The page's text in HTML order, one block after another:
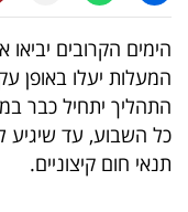
טלוויזיה
עסקי
ספורט
קריירה
הימים הקרובים יביאו
המעלות יעלו באופן
התהליך יתחיל כבר
כל השבוע, עד שיגיע
תנאי חום קיצוניים.